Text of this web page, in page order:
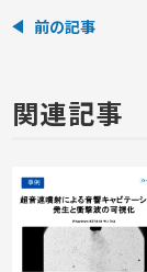
前の記事
関連記事